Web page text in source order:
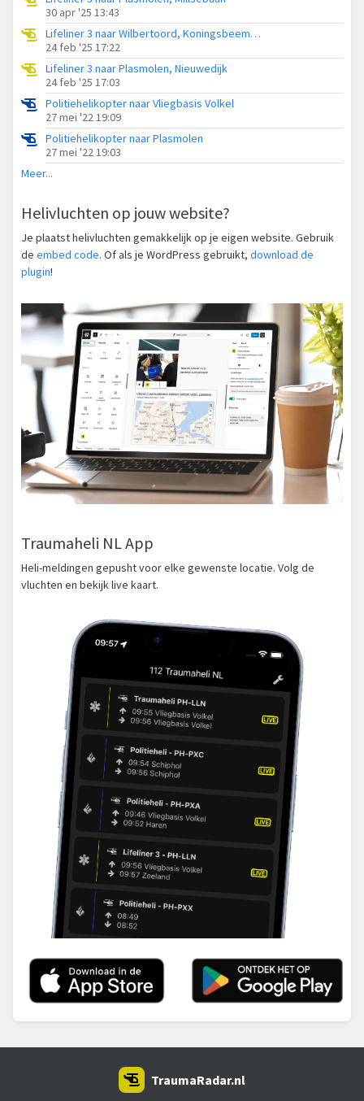
30 apr '25 13:43
Lifeliner 3 naar Wilbertoord, Koningsbeemdweg
24 feb '25 17:22
Lifeliner 3 naar Plasmolen, Nieuwedijk
24 feb '25 17:03
Politiehelikopter naar Vliegbasis Volkel
27 mei '22 19:09
Politiehelikopter naar Plasmolen
27 mei '22 19:03
Meer...
Helivluchten op jouw website?
Je plaatst helivluchten gemakkelijk op je eigen website. Gebruik
de embed code. Of als je WordPress gebruikt, download de
plugin!
Traumaheli NL App
Heli-meldingen gepusht voor elke gewenste locatie. Volg de
vluchten en bekijk live kaart.
TraumaRadar.nl